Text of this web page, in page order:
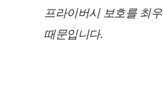
프라이버시 보호를 최
때문입니다.